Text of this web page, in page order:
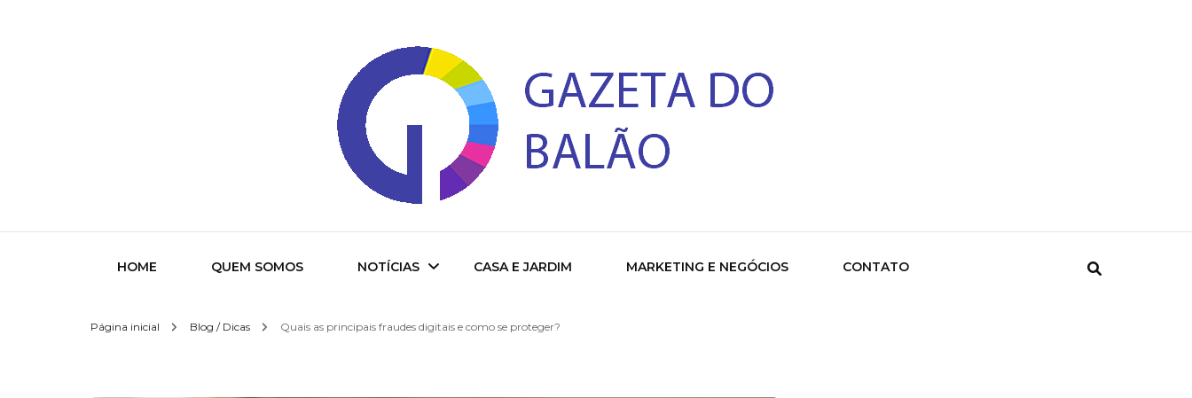
Gazeta do Balao
HOME QUEM SOMOS NOTÍCIAS CASA E JARDIM MARKETING E NEGÓCIOS CONTATO
Página inicial Blog / Dicas Quais as principais fraudes digitais e como se proteger?